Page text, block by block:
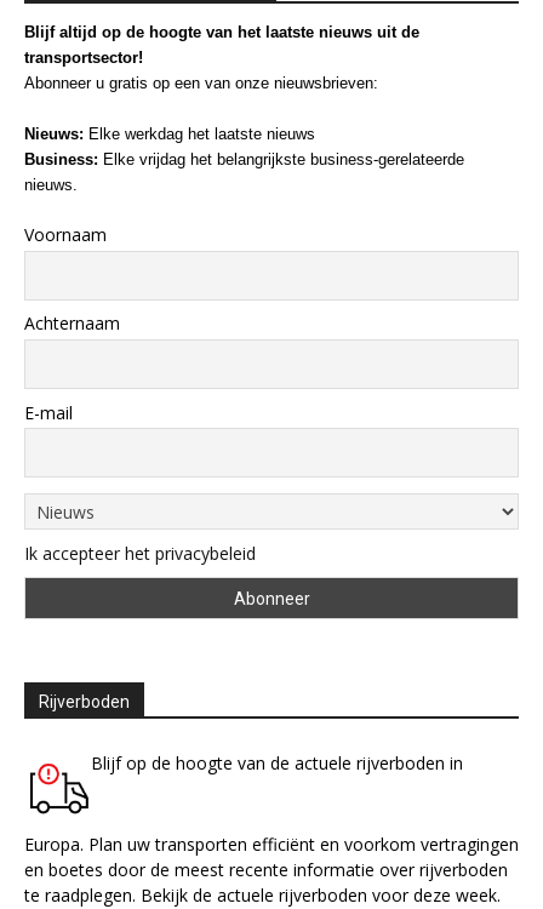
Blijf altijd op de hoogte van het laatste nieuws uit de
transportsector!
Abonneer u gratis op een van onze nieuwsbrieven:
Nieuws: Elke werkdag het laatste nieuws
Business: Elke vrijdag het belangrijkste business-gerelateerde
nieuws.
Voornaam
Achternaam
E-mail
Ik accepteer het privacybeleid
Rijverboden
Blijf op de hoogte van de actuele rijverboden in
Europa. Plan uw transporten efficiënt en voorkom vertragingen
en boetes door de meest recente informatie over rijverboden
te raadplegen. Bekijk de actuele rijverboden voor deze week.